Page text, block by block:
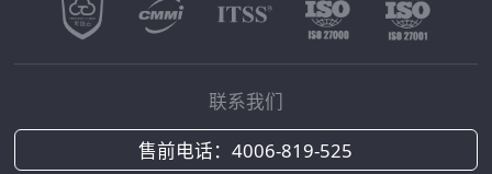
联系我们
售前电话：4006-819-525